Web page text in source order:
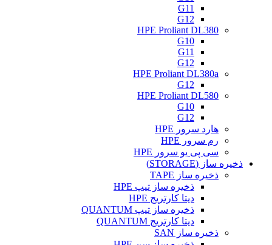
G11
G12
HPE Proliant DL380
G10
G11
G12
HPE Proliant DL380a
G12
HPE Proliant DL580
G10
G12
هارد سرور HPE
رم سرور HPE
سی پی یو سرور HPE
ذخیره ساز (STORAGE)
ذخیره ساز TAPE
ذخیره ساز تیپ HPE
دیتا کارتریج HPE
ذخیره ساز تیپ QUANTUM
دیتا کارتریج QUANTUM
ذخیره ساز SAN